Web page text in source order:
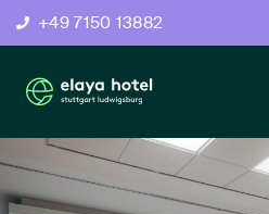
+49 7150 13882